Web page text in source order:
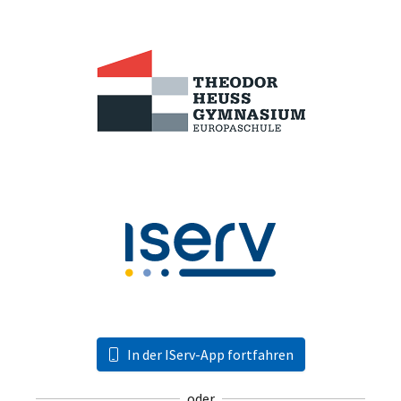
In der IServ-App fortfahren